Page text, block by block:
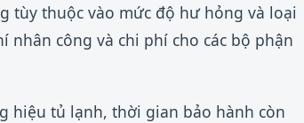
tùy thuộc vào mức độ hư hỏng và loại
nhân công và chi phí cho các bộ phận
hiệu tủ lạnh, thời gian bảo hành còn